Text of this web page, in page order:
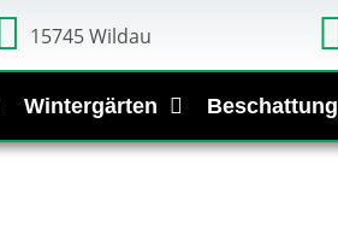
15745 Wildau
Wintergärten Beschattung